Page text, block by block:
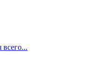
всего...